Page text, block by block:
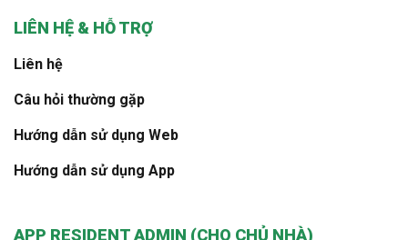
LIÊN HỆ & HỖ TRỢ
Liên hệ
Câu hỏi thường gặp
Hướng dẫn sử dụng Web
Hướng dẫn sử dụng App
APP RESIDENT ADMIN (CHO CHỦ NHÀ)